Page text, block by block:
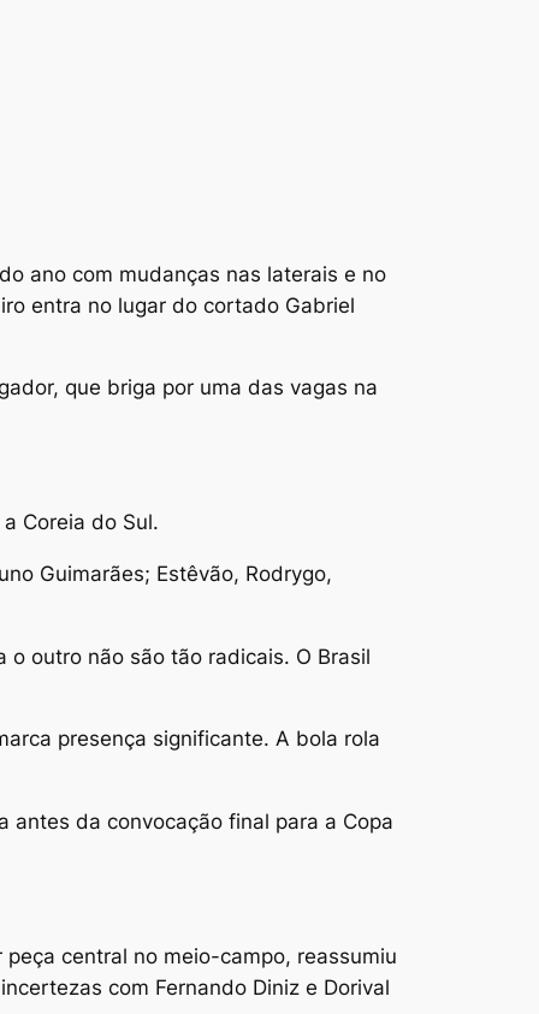
ano com mudanças nas laterais e no
entra no lugar do cortado Gabriel
que briga por uma das vagas na
Coreia do Sul.
Guimarães; Estêvão, Rodrygo,
outro não são tão radicais. O Brasil
presença significante. A bola rola
antes da convocação final para a Copa
central no meio-campo, reassumiu
com Fernando Diniz e Dorival